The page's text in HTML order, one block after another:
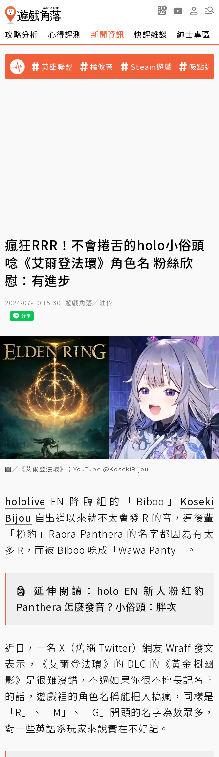
攻略分析 心得評測 新聞資訊 快評雜談 紳士專區
英雄聯盟 橘攸奈 Steam遊戲 吸點迷
瘋狂RRR！不會捲舌的holo小俗頭
唸《艾爾登法環》角色名 粉絲欣
慰：有進步
2024-07-10 15:30 遊戲角落／油依
圖／《艾爾登法環》；YouTube @KosekiBijou
hololive EN 降臨組的「Biboo」 Koseki
Bijou 自出道以來就不太會發 R 的音，連後輩
「粉豹」Raora Panthera 的名字都因為有太
多 R，而被 Biboo 唸成「Wawa Panty」。
🗿 延伸閱讀： holo EN 新人粉紅豹
Panthera 怎麼發音？小俗頭：胖次
近日，一名 X（舊稱 Twitter）網友 Wraff 發文
表示，《艾爾登法環》的 DLC 的《黃金樹幽
影》是很難沒錯，不過如果你很不擅長記名字
的話，遊戲裡的角色名稱能把人搞瘋，同樣是
「R」、「M」、「G」開頭的名字為數眾多，
對一些英語系玩家來說實在不好記。